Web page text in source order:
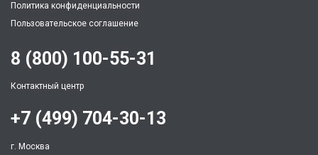
Политика конфиденциальности
Пользовательское соглашение
8 (800) 100-55-31
Контактный центр
+7 (499) 704-30-13
г. Москва